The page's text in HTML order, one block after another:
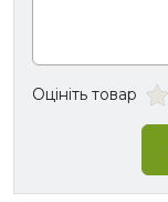
Оцініть товар